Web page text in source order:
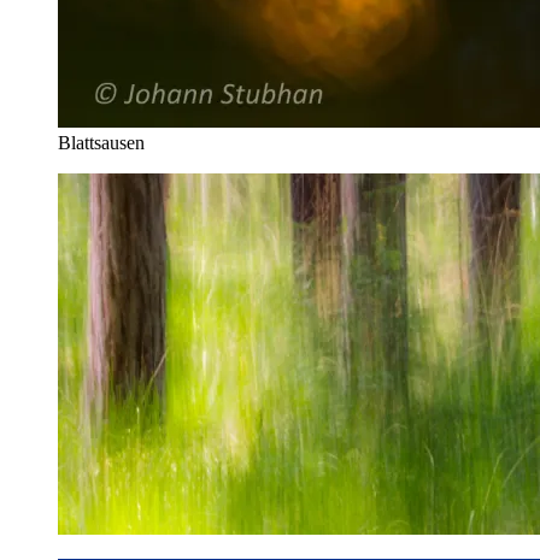
Blattsausen